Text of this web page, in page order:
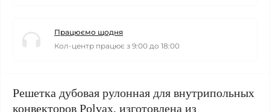
Працюємо щодня
Кол-центр працює з 9:00 до 18:00
Решетка дубовая рулонная для внутрипольных
конвекторов Polvax, изготовлена из